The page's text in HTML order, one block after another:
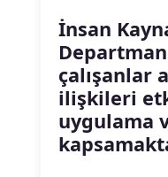
İnsan
çalışanlar
ilişkileri
uygulama